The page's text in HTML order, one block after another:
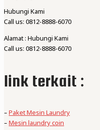
Hubungi Kami
Call us: 0812-8888-6070
Alamat : Hubungi Kami
Call us: 0812-8888-6070
link terkait :
– Paket Mesin Laundry
– Mesin laundry coin